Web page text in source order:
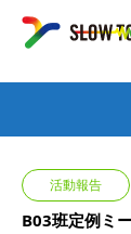
活動報告
B03班定例ミ